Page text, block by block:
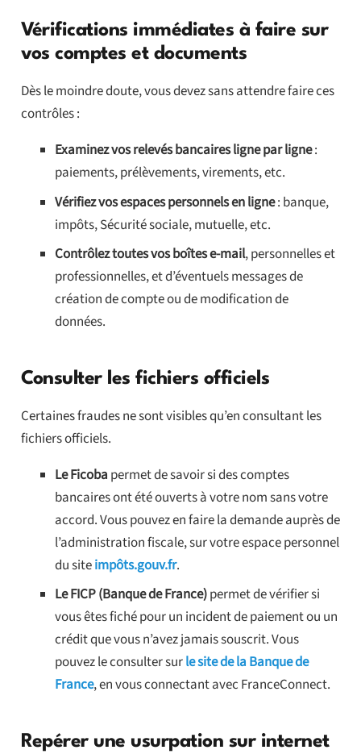
Vérifications immédiates à faire sur
vos comptes et documents
Dès le moindre doute, vous devez sans attendre faire ces
contrôles :
Examinez vos relevés bancaires ligne par ligne:
paiements, prélèvements, virements, etc.
Vérifiez vos espaces personnels en ligne: banque,
impôts, Sécurité sociale, mutuelle, etc.
Contrôlez toutes vos boîtes e-mail, personnelles et
professionnelles, et d’éventuels messages de
création de compte ou de modification de
données.
Consulter les fichiers officiels
Certaines fraudes ne sont visibles qu’en consultant les
fichiers officiels.
Le Ficoba permet de savoir si des comptes
bancaires ont été ouverts à votre nom sans votre
accord. Vous pouvez en faire la demande auprès de
l’administration fiscale, sur votre espace personnel
du siteimpôts.gouv.fr.
Le FICP (Banque de France)permet de vérifier si
vous êtes fiché pour un incident de paiement ou un
crédit que vous n’avez jamais souscrit. Vous
pouvez le consulter surle site de la Banque de
France, en vous connectant avec FranceConnect.
Repérer une usurpation sur internet